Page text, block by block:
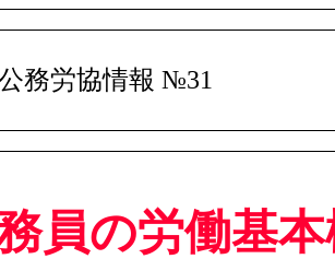
務労協情報 №31
員の労働基